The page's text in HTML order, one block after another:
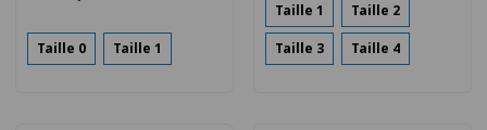
Taille 0 Taille 1
Taille 1 Taille 2
Taille 3 Taille 4